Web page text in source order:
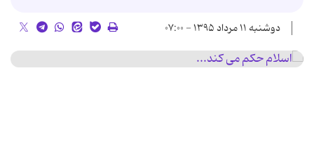
دوشنبه ۱۱ مرداد ۱۳۹۵ - ۰۷:۰۰